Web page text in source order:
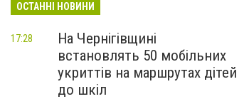
ОСТАННІ НОВИНИ
На Чернігівщині
встановлять 50 мобільних
укриттів на маршрутах дітей
до шкіл
17:28